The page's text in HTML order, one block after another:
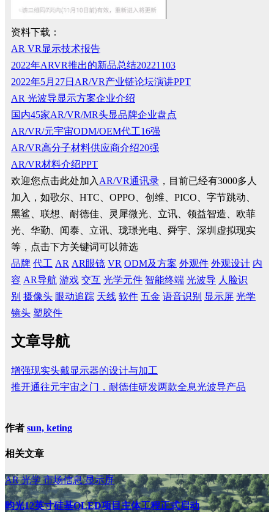
资料下载：
AR VR显示技术报告
2022年ARVR推出的新品总结20221103
2022年5月27日AR/VR产业链论坛演讲PPT
AR 光波导显示方案企业介绍
国内45家AR/VR/MR头显品牌企业盘点
AR/VR/元宇宙ODM/OEM代工16强
AR/VR高分子材料供应商介绍20强
AR/VR材料介绍PPT
欢迎您点击此处加入 AR/VR通讯录 ，目前已经有3000多人
加入，如歌尔、HTC、OPPO、创维、PICO、字节跳动、
黑鲨、联想、耐德佳、灵犀微光、立讯、领益智造、欧菲
光、华勤、闻泰、立讯、珑璟光电、舜宇、深圳虚拟现实
等，点击下方关键词可以筛选
品牌 代工 AR AR眼镜 VR ODM及方案 外观件 外观设计 内
容 AR导航 游戏 交互 光学元件 智能终端 光波导 人脸识
别 摄像头 眼动追踪 天线 软件 五金 语音识别 显示屏 光学
镜头 塑胶件
文章导航
增强现实头戴显示器的设计与加工
推开通往元宇宙之门，耐德佳研发两款全息光波导产品
作者 sun, keting
相关文章
AR光学市场信息显示屏
昀光12英寸硅基OLED项目主体工程正式启动